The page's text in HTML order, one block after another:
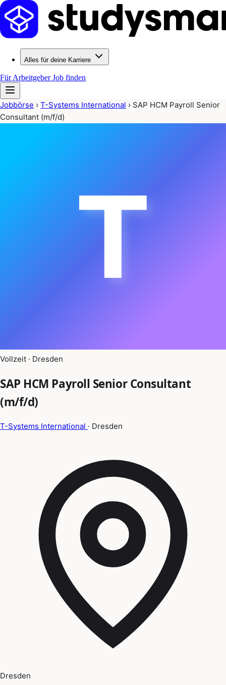
Alles für deine Karriere
Für ArbeitgeberJob finden
Jobbörse › T-Systems International › SAP HCM Payroll Senior
Consultant (m/f/d)
T
Vollzeit · Dresden
SAP HCM Payroll Senior Consultant
(m/f/d)
T-Systems International · Dresden
Dresden